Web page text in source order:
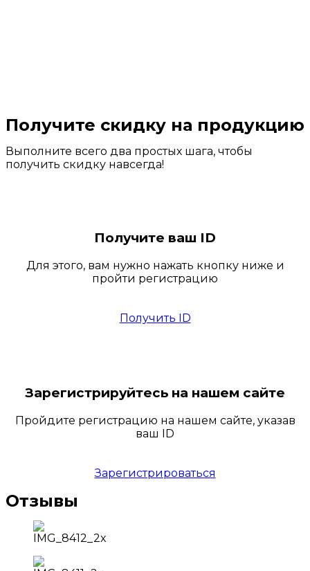
Получите скидку на продукцию
Выполните всего два простых шага, чтобы
получить скидку навсегда!
Получите ваш ID
Для этого, вам нужно нажать кнопку ниже и
пройти регистрацию
Получить ID
Зарегистрируйтесь на нашем сайте
Пройдите регистрацию на нашем сайте, указав
ваш ID
Зарегистрироваться
Отзывы